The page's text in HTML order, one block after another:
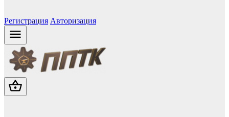
Регистрация Авторизация